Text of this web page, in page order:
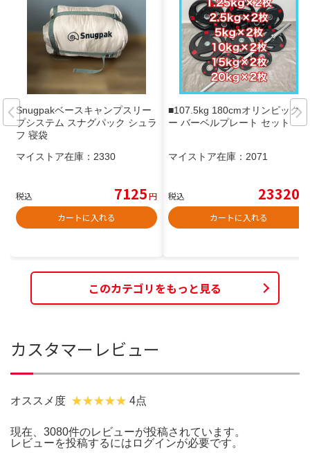
Snugpakベースキャンプスリー
プシステム スナグパック シュラ
フ 寝袋
マイストア在庫： 2330
税込 7125円
カートに入れる
■107.5kg 180cmオリンピックバ
ー バーベルプレート セット
マイストア在庫： 2071
税込 23320
カートに入れる
このカテゴリをもっと見る
カスタマーレビュー
オススメ度 4点
現在、3080件のレビューが投稿されています。
レビューを投稿するには ログインが必要です。